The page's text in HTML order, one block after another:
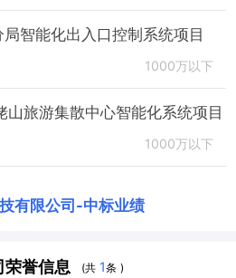
智能化出入口控制系统项目
1000万以下
山旅游集散中心智能化系统项目
1000万以下
有限公司 -中标业绩
荣誉信息 (共 1条 )